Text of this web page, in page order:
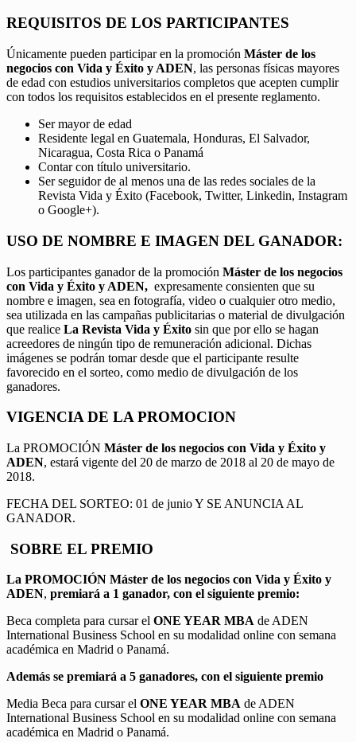
REQUISITOS DE LOS PARTICIPANTES
Únicamente pueden participar en la promoción Máster de los
negocios con Vida y Éxito y ADEN, las personas físicas mayores
de edad con estudios universitarios completos que acepten cumplir
con todos los requisitos establecidos en el presente reglamento.
Ser mayor de edad
Residente legal en Guatemala, Honduras, El Salvador,
Nicaragua, Costa Rica o Panamá
Contar con título universitario.
Ser seguidor de al menos una de las redes sociales de la
Revista Vida y Éxito (Facebook, Twitter, Linkedin, Instagram
o Google+).
USO DE NOMBRE E IMAGEN DEL GANADOR:
Los participantes ganador de la promoción Máster de los negocios
con Vida y Éxito y ADEN, expresamente consienten que su
nombre e imagen, sea en fotografía, video o cualquier otro medio,
sea utilizada en las campañas publicitarias o material de divulgación
que realice La Revista Vida y Éxito sin que por ello se hagan
acreedores de ningún tipo de remuneración adicional. Dichas
imágenes se podrán tomar desde que el participante resulte
favorecido en el sorteo, como medio de divulgación de los
ganadores.
VIGENCIA DE LA PROMOCION
La PROMOCIÓN Máster de los negocios con Vida y Éxito y
ADEN, estará vigente del 20 de marzo de 2018 al 20 de mayo de
2018.
FECHA DEL SORTEO: 01 de junio Y SE ANUNCIA AL
GANADOR.
SOBRE EL PREMIO
La PROMOCIÓN Máster de los negocios con Vida y Éxito y
ADEN, premiará a 1 ganador, con el siguiente premio:
Beca completa para cursar el ONE YEAR MBA de ADEN
International Business School en su modalidad online con semana
académica en Madrid o Panamá.
Además se premiará a 5 ganadores, con el siguiente premio
Media Beca para cursar el ONE YEAR MBA de ADEN
International Business School en su modalidad online con semana
académica en Madrid o Panamá.